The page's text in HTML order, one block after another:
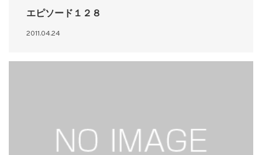
エピソード１２８
2011.04.24